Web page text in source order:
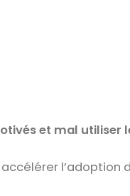
et mal utiliser
l’adoption